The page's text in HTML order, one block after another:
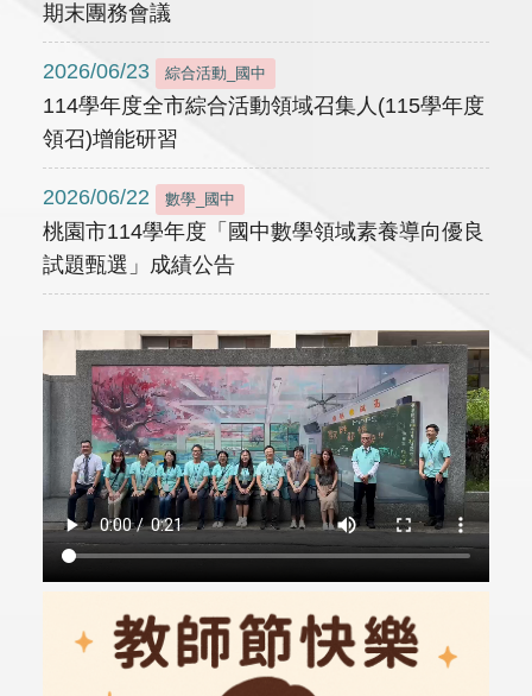
期末團務會議
2026/06/23 綜合活動_國中
114學年度全市綜合活動領域召集人(115學年度
領召)增能研習
2026/06/22 數學_國中
桃園市114學年度「國中數學領域素養導向優良
試題甄選」成績公告